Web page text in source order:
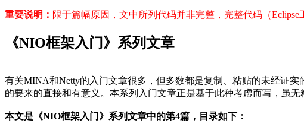
重要说明： 限于篇幅原因，文中所列代码并非完整，完整代码（Eclipse
《NIO框架入门》系列文章
有关MINA和Netty的入门文章很多，但多数都是复制、粘贴的未经证
的要来的直接和有意义。本系列入门文章正是基于此种考虑而写，虽
本文是《NIO框架入门》系列文章中的第4篇，目录如下：